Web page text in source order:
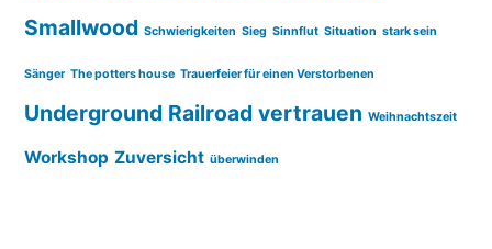
Smallwood Schwierigkeiten Sieg Sinnflut Situation stark sein
Sänger The potters house Trauerfeier für einen Verstorbenen
Underground Railroad vertrauen Weihnachtszeit
Workshop Zuversicht überwinden